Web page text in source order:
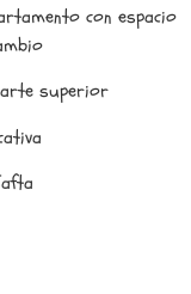
con espacio
superior